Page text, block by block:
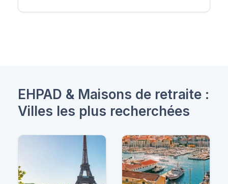
EHPAD & Maisons de retraite :
Villes les plus recherchées